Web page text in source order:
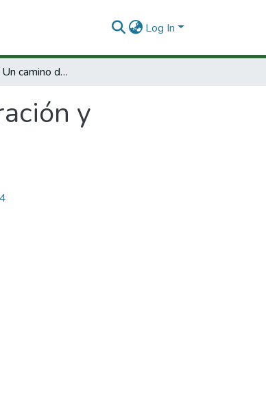
Log In
Biotecnología: Un camino de integración y desarrollo para América Latina y el caribe.
y